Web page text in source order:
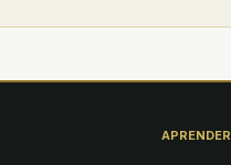
APRENDER